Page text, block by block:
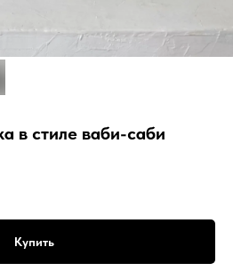
в стиле ваби-саби
Купить